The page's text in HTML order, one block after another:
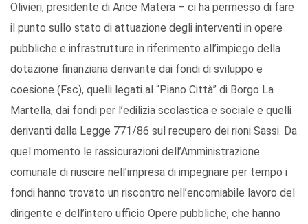
Olivieri, presidente di Ance Matera – ci ha permesso di fare
il punto sullo stato di attuazione degli interventi in opere
pubbliche e infrastrutture in riferimento all’impiego della
dotazione finanziaria derivante dai fondi di sviluppo e
coesione (Fsc), quelli legati al “Piano Città” di Borgo La
Martella, dai fondi per l’edilizia scolastica e sociale e quelli
derivanti dalla Legge 771/86 sul recupero dei rioni Sassi. Da
quel momento le rassicurazioni dell’Amministrazione
comunale di riuscire nell’impresa di impegnare per tempo i
fondi hanno trovato un riscontro nell’encomiabile lavoro del
dirigente e dell’intero ufficio Opere pubbliche, che hanno